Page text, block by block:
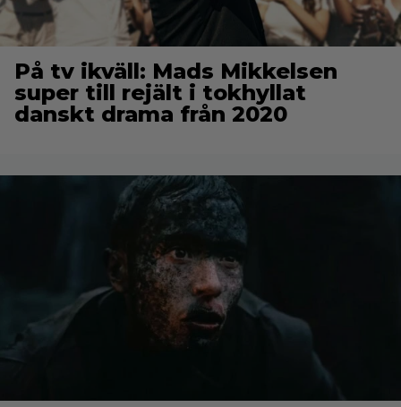
På tv ikväll: Mads Mikkelsen
super till rejält i tokhyllat
danskt drama från 2020